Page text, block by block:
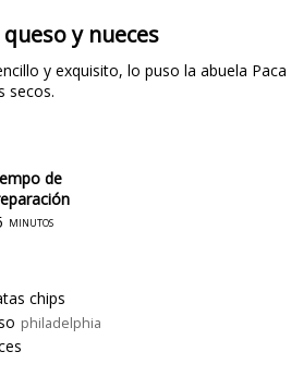
y nueces
y exquisito, lo puso la abuela
secos.
de
minutos
chips
philadelphia